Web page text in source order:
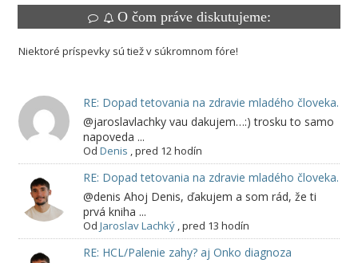
O čom práve diskutujeme:
Niektoré príspevky sú tiež v súkromnom fóre!
RE: Dopad tetovania na zdravie mladého človeka.
@jaroslavlachky vau dakujem…:) trosku to samo
napoveda ...
Od Denis ,pred 12 hodín
RE: Dopad tetovania na zdravie mladého človeka.
@denis Ahoj Denis, ďakujem a som rád, že ti
prvá kniha ...
Od Jaroslav Lachký,pred 13 hodín
RE: HCL/Palenie zahy? aj Onko diagnoza